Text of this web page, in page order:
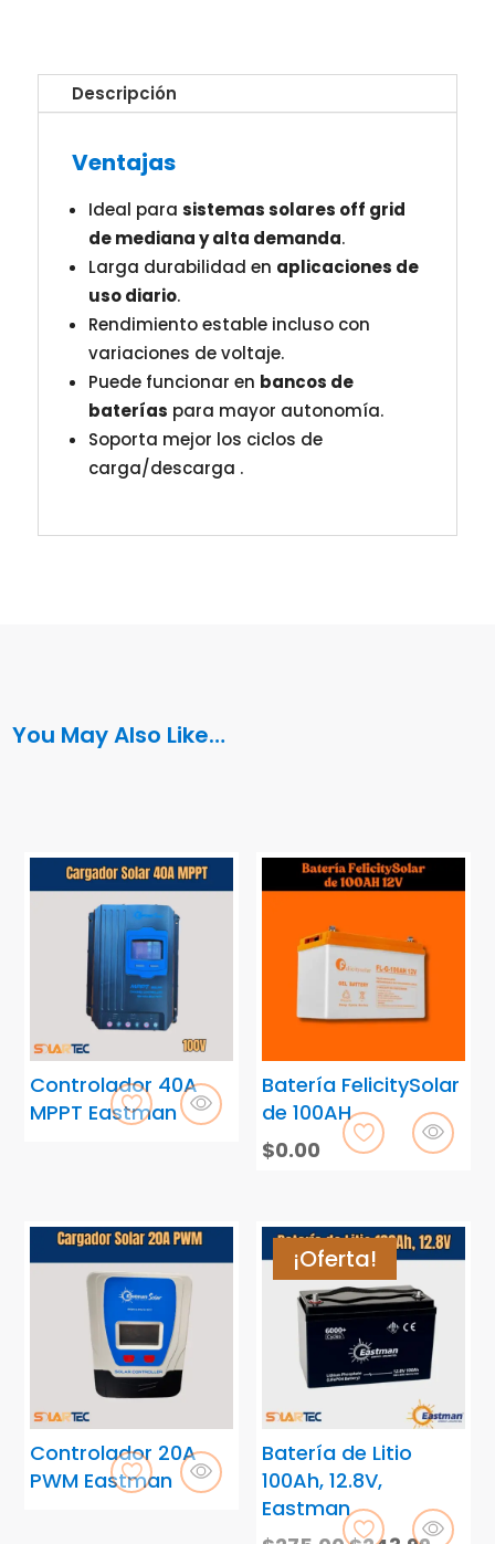
Descripción
Ventajas
Ideal para sistemas solares off grid
de mediana y alta demanda.
Larga durabilidad en aplicaciones de
uso diario.
Rendimiento estable incluso con
variaciones de voltaje.
Puede funcionar en bancos de
baterías para mayor autonomía.
Soporta mejor los ciclos de
carga/descarga .
You May Also Like…
Controlador 40A
MPPT Eastman
Batería FelicitySolar
de 100AH
$0.00
Controlador 20A
PWM Eastman
¡Oferta!
Batería de Litio
100Ah, 12.8V,
Eastman